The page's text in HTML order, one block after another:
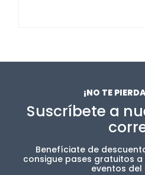
¡NO TE
Suscríbete a
Benefíciate de
consigue pases gratuitos
eventos del